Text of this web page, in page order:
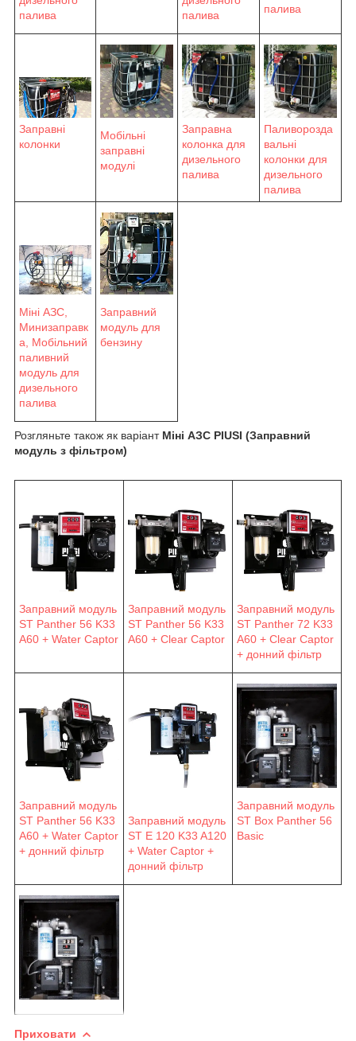
палива
палива
палива
Заправні
колонки
Мобільні
заправні
модулі
Заправна
колонка для
дизельного
палива
Паливорозда
вальні
колонки для
дизельного
палива
Міні АЗС,
Минизаправк
а, Мобільний
паливний
модуль для
дизельного
палива
Заправний
модуль для
бензину
Розгляньте також як варіант Міні АЗС PIUSI (Заправний
модуль з фільтром)
Заправний модуль
ST Panther 56 K33
A60 + Water Captor
Заправний модуль
ST Panther 56 K33
A60 + Clear Captor
Заправний модуль
ST Panther 72 K33
A60 + Clear Captor
+ донний фільтр
Заправний модуль
ST Panther 56 K33
A60 + Water Captor
+ донний фільтр
Заправний модуль
ST E 120 K33 A120
+ Water Captor +
донний фільтр
Заправний модуль
ST Box Panther 56
Basic
Приховати